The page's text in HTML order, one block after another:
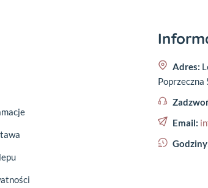
Adres:
Poprzeczna
Email: